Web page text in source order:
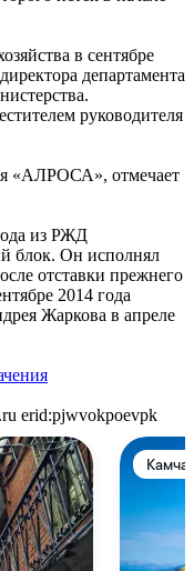
в сентябре
департамента
руководителя
«АЛРОСА», отмечает
из РЖД
блок. Он исполнял
отставки прежнего
2014 года
Жаркова в апреле
erid:pjwvokpoevpk